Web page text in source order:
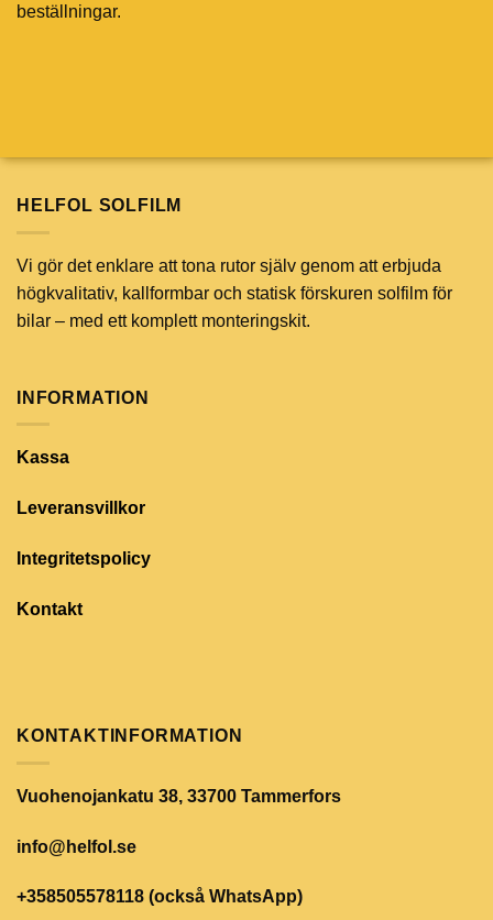
beställningar.
HELFOL SOLFILM
Vi gör det enklare att tona rutor själv genom att erbjuda
högkvalitativ, kallformbar och statisk förskuren solfilm för
bilar – med ett komplett monteringskit.
INFORMATION
Kassa
Leveransvillkor
Integritetspolicy
Kontakt
KONTAKTINFORMATION
Vuohenojankatu 38, 33700 Tammerfors
info@helfol.se
+358505578118 (också WhatsApp)